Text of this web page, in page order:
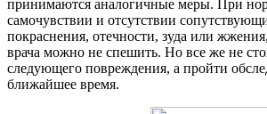
принимаются аналогичные меры. При
самочувствии и отсутствии
покраснения, отечности, зуда или
врача можно не спешить. Но все же не
следующего повреждения, а пройти
ближайшее время.